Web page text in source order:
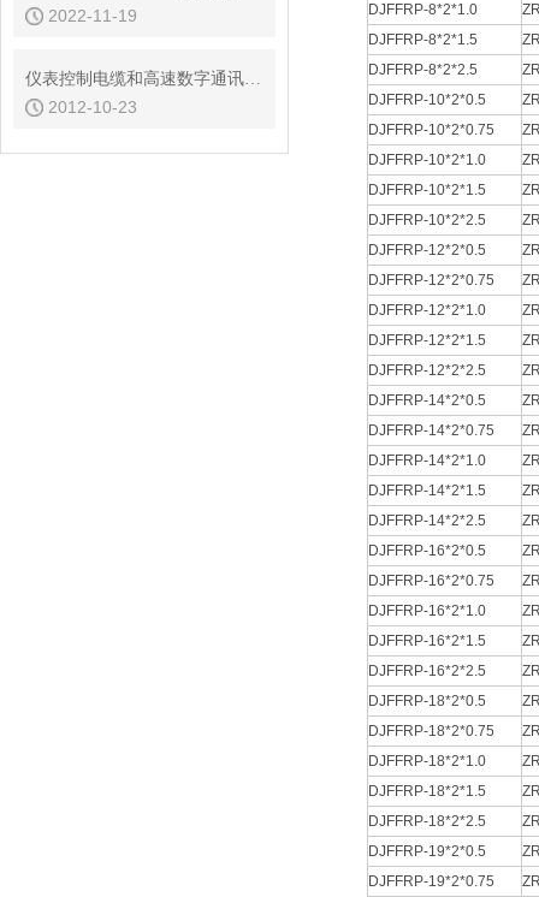
2022-11-19
仪表控制电缆和高速数字通讯电缆的芯线电容
2012-10-23
DJFFRP-8*2*1.0
DJFFRP-8*2*1.5
DJFFRP-8*2*2.5
DJFFRP-10*2*0.5
DJFFRP-10*2*0.75
DJFFRP-10*2*1.0
DJFFRP-10*2*1.5
DJFFRP-10*2*2.5
DJFFRP-12*2*0.5
DJFFRP-12*2*0.75
DJFFRP-12*2*1.0
DJFFRP-12*2*1.5
DJFFRP-12*2*2.5
DJFFRP-14*2*0.5
DJFFRP-14*2*0.75
DJFFRP-14*2*1.0
DJFFRP-14*2*1.5
DJFFRP-14*2*2.5
DJFFRP-16*2*0.5
DJFFRP-16*2*0.75
DJFFRP-16*2*1.0
DJFFRP-16*2*1.5
DJFFRP-16*2*2.5
DJFFRP-18*2*0.5
DJFFRP-18*2*0.75
DJFFRP-18*2*1.0
DJFFRP-18*2*1.5
DJFFRP-18*2*2.5
DJFFRP-19*2*0.5
DJFFRP-19*2*0.75